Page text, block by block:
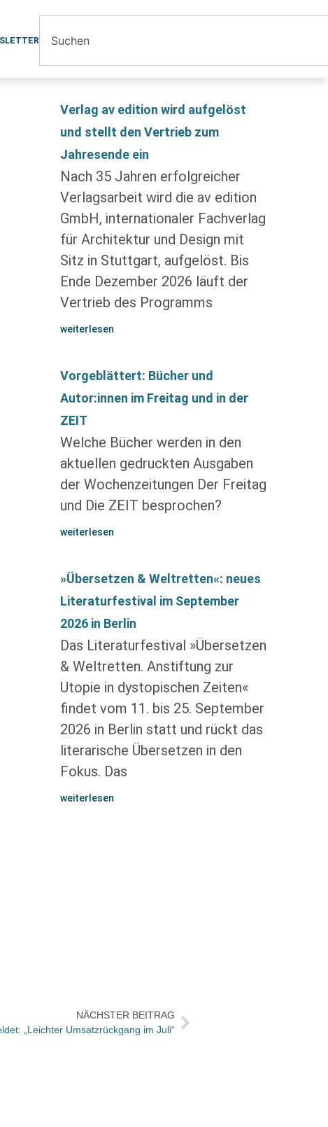
Verlag av edition wird aufgelöst
und stellt den Vertrieb zum
Jahresende ein
Nach 35 Jahren erfolgreicher
Verlagsarbeit wird die av edition
GmbH, internationaler Fachverlag
für Architektur und Design mit
Sitz in Stuttgart, aufgelöst. Bis
Ende Dezember 2026 läuft der
Vertrieb des Programms
weiterlesen
Vorgeblättert: Bücher und
Autor:innen im Freitag und in der
ZEIT
Welche Bücher werden in den
aktuellen gedruckten Ausgaben
der Wochenzeitungen Der Freitag
und Die ZEIT besprochen?
weiterlesen
»Übersetzen & Weltretten«: neues
Literaturfestival im September
2026 in Berlin
Das Literaturfestival »Übersetzen
& Weltretten. Anstiftung zur
Utopie in dystopischen Zeiten«
findet vom 11. bis 25. September
2026 in Berlin statt und rückt das
literarische Übersetzen in den
Fokus. Das
weiterlesen
NÄCHSTER BEITRAG
„Leichter Umsatzrückgang im Juli“